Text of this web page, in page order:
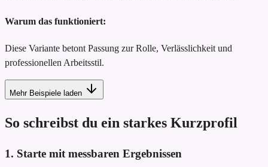
Warum das funktioniert:
Diese Variante betont Passung zur Rolle, Verlässlichkeit und
professionellen Arbeitsstil.
Mehr Beispiele laden
So schreibst du ein starkes Kurzprofil
1. Starte mit messbaren Ergebnissen